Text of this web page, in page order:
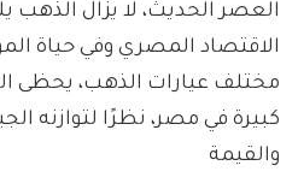
العصر الحديث، لا يزال الذهب
الاقتصاد المصري وفي حياة
كبيرة في مصر، نظرًا لتوازنه
والقيمة